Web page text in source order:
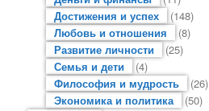
Достижения и успех
(148)
Любовь и отношения
(8)
Развитие личности
(25)
Семья и дети
(4)
Философия и мудрость
(26)
Экономика и политика
(50)